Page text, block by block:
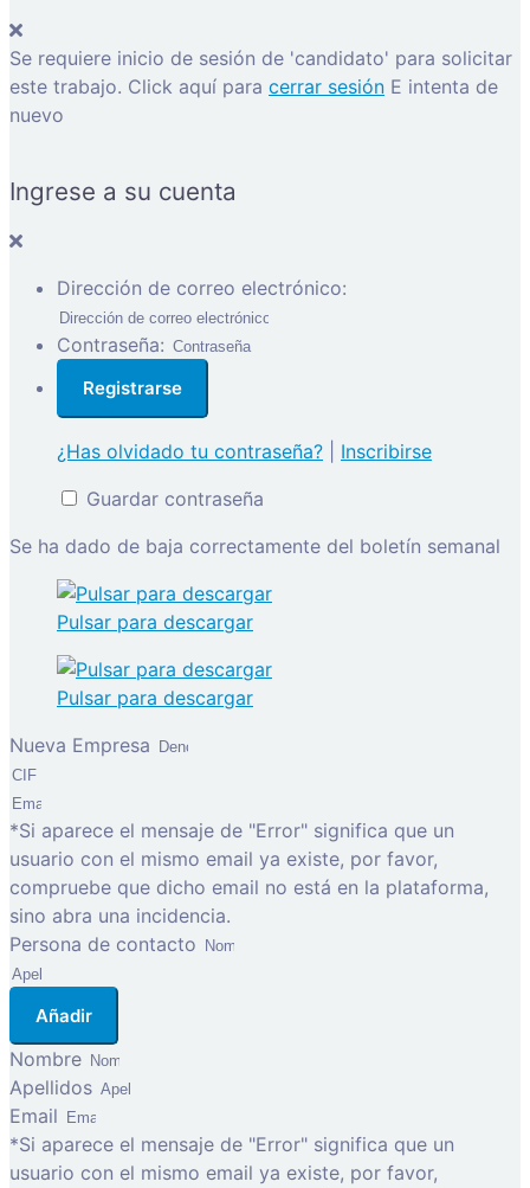
Se requiere inicio de sesión de 'candidato' para solicitar
este trabajo. Click aquí para cerrar sesión E intenta de
nuevo
Ingrese a su cuenta
Dirección de correo electrónico:
Contraseña:
¿Has olvidado tu contraseña?
Inscribirse
Guardar contraseña
Se ha dado de baja correctamente del boletín semanal
Pulsar para descargar
Pulsar para descargar
Nueva Empresa
*Si aparece el mensaje de "Error" significa que un
usuario con el mismo email ya existe, por favor,
compruebe que dicho email no está en la plataforma,
sino abra una incidencia.
Persona de contacto
Añadir
Nombre
Apellidos
Email
*Si aparece el mensaje de "Error" significa que un
usuario con el mismo email ya existe, por favor,